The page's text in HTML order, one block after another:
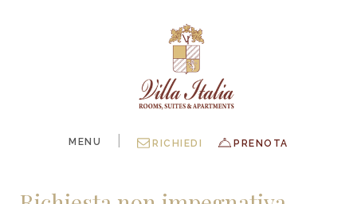
MENU RICHIEDI PRENOTA